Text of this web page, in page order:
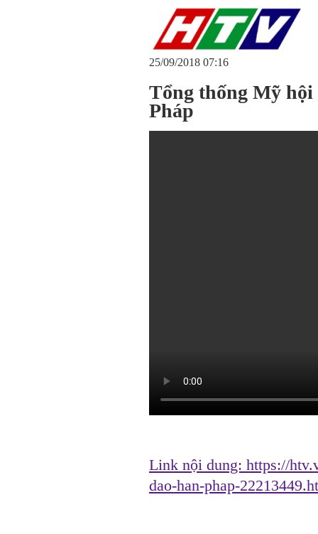
25/09/2018 07:16
Tổng thống Mỹ
Pháp
Link nội dung: https://
dao-han-phap-